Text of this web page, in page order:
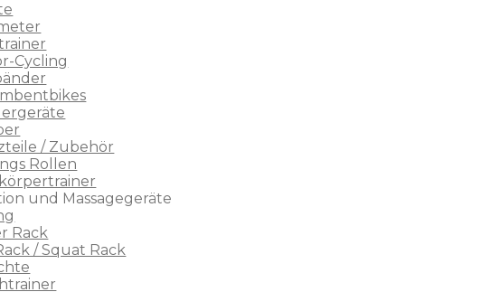
Cycling
/ Zubehör
Rollen
und Massagegeräte
Rack
/ Squat Rack